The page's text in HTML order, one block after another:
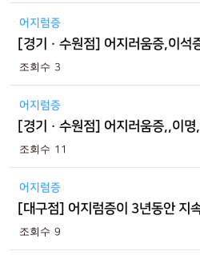
어지럼증
[경기 · 수원점] 어지러움증,이석
3
어지럼증
[경기 · 수원점] 어지러움증,,이
11
어지럼증
[대구점] 어지럼증이 3년동안 지
9